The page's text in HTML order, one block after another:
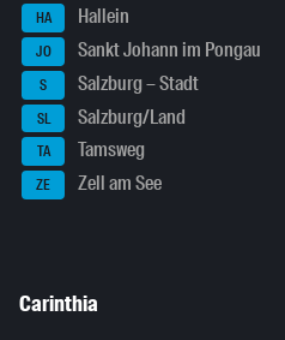
HA Hallein
JO Sankt Johann im Pongau
S Salzburg – Stadt
SL Salzburg/Land
TA Tamsweg
ZE Zell am See
Carinthia